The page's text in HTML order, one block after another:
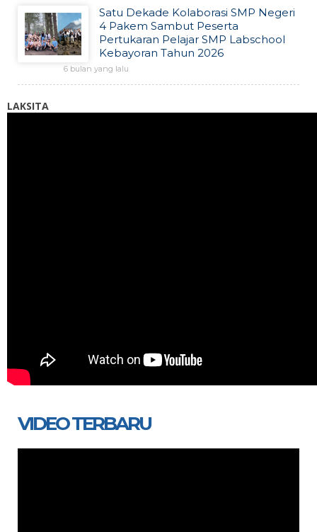
Satu Dekade Kolaborasi SMP Negeri
4 Pakem Sambut Peserta
Pertukaran Pelajar SMP Labschool
Kebayoran Tahun 2026
6 bulan yang lalu
LAKSITA
VIDEO TERBARU